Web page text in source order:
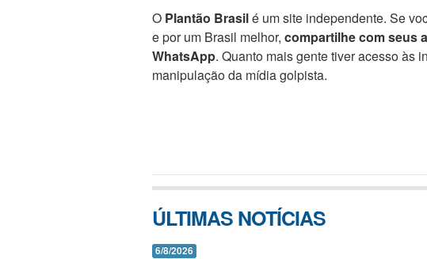
O Plantão Brasilé um site independente. Se
e por um Brasil melhor, compartilhe com seus
WhatsApp. Quanto mais gente tiver acesso às
manipulação da mídia golpista.
ÚLTIMAS NOTÍCIAS
6/8/2026